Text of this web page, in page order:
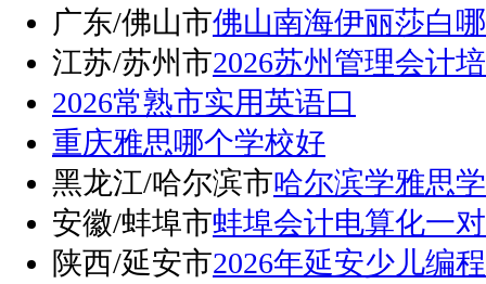
广东/佛山市佛山南海伊丽莎白
江苏/苏州市2026苏州管理会计
2026常熟市实用英语口
重庆雅思哪个学校好
黑龙江/哈尔滨市哈尔滨学雅思
安徽/蚌埠市蚌埠会计电算化一
陕西/延安市2026年延安少儿编